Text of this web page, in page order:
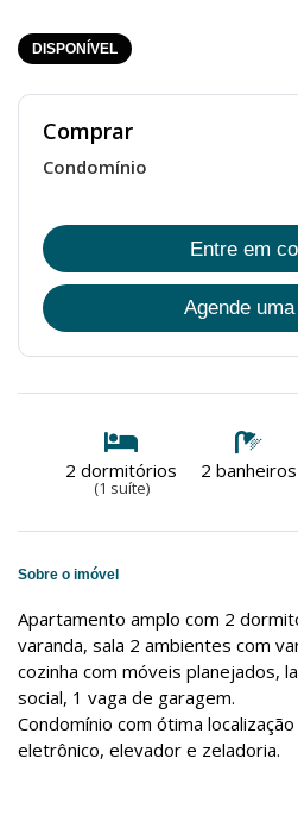
DISPONÍVEL
Comprar
Condomínio
Entre em
Agende
2 dormitórios
(1 suíte)
2 banheiros
Sobre o imóvel
Apartamento amplo com 2
varanda, sala 2 ambientes com
cozinha com móveis planejados,
social, 1 vaga de garagem.
Condomínio com ótima
eletrônico, elevador e zeladoria.